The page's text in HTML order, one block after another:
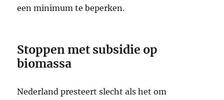
een minimum te beperken.
Stoppen met subsidie op
biomassa
Nederland presteert slecht als het om